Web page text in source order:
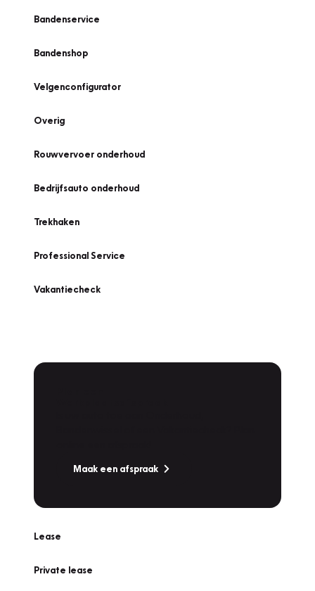
Bandenservice
Bandenshop
Velgenconfigurator
Overig
Rouwvervoer onderhoud
Bedrijfsauto onderhoud
Trekhaken
Professional Service
Vakantiecheck
Maak een afspraak
Lease
Private lease